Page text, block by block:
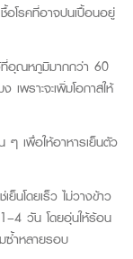
อโรคที่อาจปนเปื้อนอยู่
ที่อุณหภูมิมากกว่า 60
พราะจะเพิ่มโอกาสให้
ๆ เพื่อให้อาหารเย็นตัว
ย็นโดยเร็ว ไม่วางข้าว
1–4 วัน โดยอุ่นให้ร้อน
ซ้ำหลายรอบ